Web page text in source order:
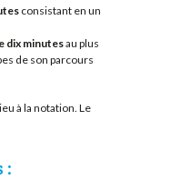
consistant en un
dix minutesau plus
de son parcours
à la notation. Le
: